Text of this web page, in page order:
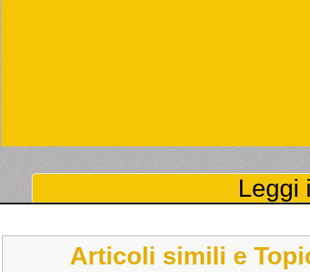
Leggi
Articoli simili e